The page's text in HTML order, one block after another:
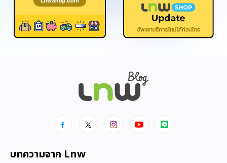
บทความจาก Lnw